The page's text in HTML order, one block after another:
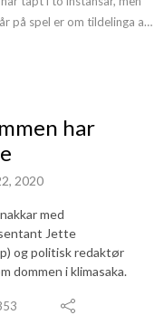
på spel er om tildelinga av
Høgsterett avgjera kort
til framtidige
skal setja
vil saman med deg
dei ein
i Høgsterett, og samtala
reiser. Gjestane er politisk
har
2020
med
Jette
og politisk redaktør
dommen i klimasaka.